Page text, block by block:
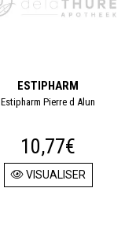
ESTIPHARM
Estipharm Pierre d Alun
10,77€
VISUALISER